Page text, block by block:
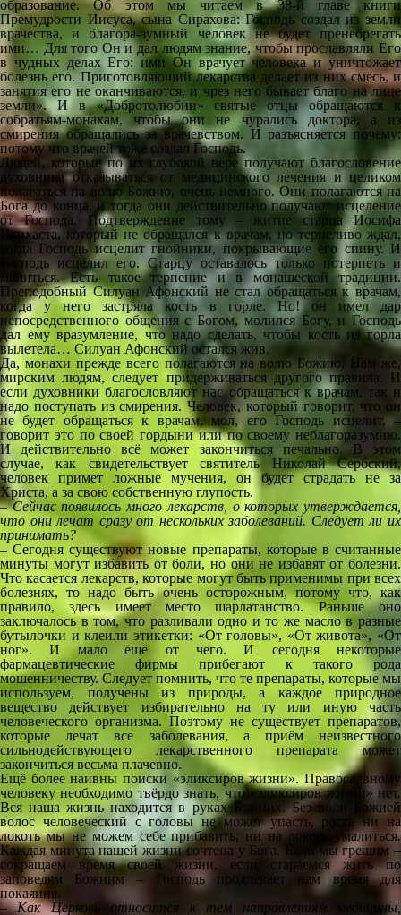
образование. Об этом мы читаем в 38-й главе книги
Премудрости Иисуса, сына Сирахова: Господь создал из земли
врачества, и благора-зумный человек не будет пренебрегать
ими… Для того Он и дал людям знание, чтобы прославляли Его
в чудных делах Его: ими Он врачует человека и уничтожает
болезнь его. Приготовляющий лекарства делает из них смесь, и
занятия его не оканчиваются, и чрез него бывает благо на лице
земли». И в «Добротолюбии» святые отцы обращаются к
собратьям-монахам, чтобы они не чурались доктора, а из
смирения обращались за врачевством. И разъясняется почему:
потому что врачей тоже создал Господь.
Людей, которые по их глубокой вере получают благословение
духовника отказываться от медицинского лечения и целиком
полагаться на волю Божию, очень немного. Они полагаются на
Бога до конца, и тогда они действительно получают исцеление
от Господа. Подтверждение тому – житие старца Иосифа
Исихаста, который не обращался к врачам, но терпеливо ждал,
когда Господь исцелит гнойники, покрывающие его спину. И
Господь исцелил его. Старцу оставалось только потерпеть и
молиться. Есть такое терпение и в монашеской традиции.
Преподобный Силуан Афонский не стал обращаться к врачам,
когда у него застряла кость в горле. Но! он имел дар
непосредственного общения с Богом, молился Богу, и Господь
дал ему вразумление, что надо сделать, чтобы кость из горла
вылетела… Силуан Афонский остался жив.
Да, монахи прежде всего полагаются на волю Божию. Нам же,
мирским людям, следует придерживаться другого правила. И
если духовники благословляют нас обращаться к врачам, так и
надо поступать из смирения. Человек, который говорит, что он
не будет обращаться к врачам, мол, его Господь исцелит, –
говорит это по своей гордыни или по своему неблагоразумию.
И действительно всё может закончиться печально. В этом
случае, как свидетельствует святитель Николай Сербский,
человек примет ложные мучения, он будет страдать не за
Христа, а за свою собственную глупость.
– Сейчас появилось много лекарств, о которых утверждается,
что они лечат сразу от нескольких заболеваний. Следует ли их
принимать?
– Сегодня существуют новые препараты, которые в считанные
минуты могут избавить от боли, но они не избавят от болезни.
Что касается лекарств, которые могут быть применимы при всех
болезнях, то надо быть очень осторожным, потому что, как
правило, здесь имеет место шарлатанство. Раньше оно
заключалось в том, что разливали одно и то же масло в разные
бутылочки и клеили этикетки: «От головы», «От живота», «От
ног». И мало ещё от чего. И сегодня некоторые
фармацевтические фирмы прибегают к такого рода
мошенничеству. Следует помнить, что те препараты, которые мы
используем, получены из природы, а каждое природное
вещество действует избирательно на ту или иную часть
человеческого организма. Поэтому не существует препаратов,
которые лечат все заболевания, а приём неизвестного
сильнодействующего лекарственного препарата может
закончиться весьма плачевно.
Ещё более наивны поиски «эликсиров жизни». Православному
человеку необходимо твёрдо знать, что «эликсиров жизни» нет.
Вся наша жизнь находится в руках Божиих. Без воли Божией
волос человеческий с головы не может упасть, роста ни на
локоть мы не можем себе прибавить, ни на локоть умалиться.
Каждая минута нашей жизни сочтена у Бога. Если мы грешим –
сокращаем время своей жизни, если стараемся жить по
заповедям Божиим – Господь продлевает нам время для
покаяния.
– Как Церковь относится к тем направлениям медицины,